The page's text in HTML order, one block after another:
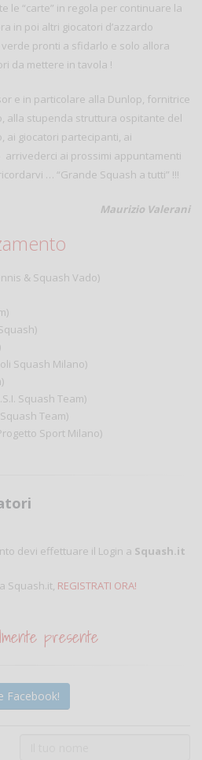
le “carte” in regola per continuare la
in poi altri giocatori d’azzardo
pronti a sfidarlo e solo allora
da mettere in tavola !
e in particolare alla Dunlop, fornitrice
alla stupenda struttura ospitante del
ai giocatori partecipanti, ai
ai prossimi appuntamenti
… “Grande Squash a tutti” !!!
Maurizio Valerani
& Squash Vado)
Squash Milano)
Squash Team)
Squash Team)
Sport Milano)
devi effettuare il Login a Squash.it
Squash.it, REGISTRATI ORA!
presente
Facebook!